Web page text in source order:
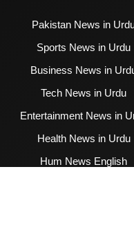
Pakistan News in
Sports News in Urdu
Business News in
Tech News in Urdu
Entertainment News in
Health News in Urdu
Hum News English